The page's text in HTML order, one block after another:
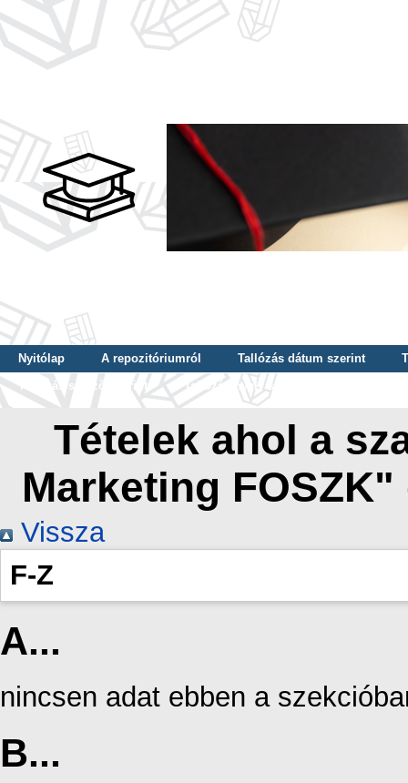
Nyitólap A repozitóriumról Tallózás dátum szerint
Tallózás szerző szerint
Tallózás nyelv szerint
Tételek ahol a
Marketing
Vissza
F-Z
A...
nincsen adat ebben a
B...